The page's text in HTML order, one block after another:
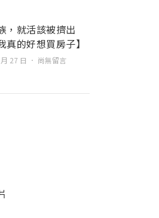
，就活該被擠出
真的好想買房子】
27 日 尚無留言